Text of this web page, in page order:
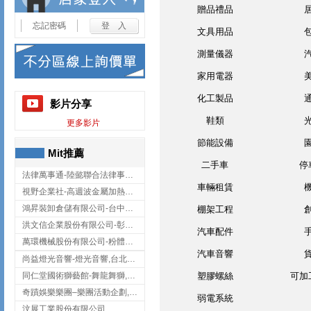
忘記密碼
影片分享
更多影片
Mit推薦
法律萬事通-陸懿聯合法律事務所
視野企業社-高週波金屬加熱設備,彰化高週波金屬加熱設備
鴻昇裝卸倉儲有限公司-台中貨櫃裝卸
洪文信企業股份有限公司-彰化鋅合金鑄造,彰化五金加工,彰化五金配件
萬環機械股份有限公司-粉體塗裝設備,輸送機,輸送機設備,台南輸送機
尚益燈光音響-燈光音響,台北燈光音響,台北燈光音響出租
同仁堂國術獅藝館-舞龍舞獅,台中舞龍舞獅
奇蹟娛樂樂團–樂團活動企劃,台中樂團表演,台中婚禮樂團
汶展工業股份有限公司
贈品禮品
文具用品
測量儀器
家用電器
化工製品
鞋類
節能設備
二手車 停
車輛租賃
棚架工程
汽車配件
汽車音響
塑膠螺絲 可加
弱電系統